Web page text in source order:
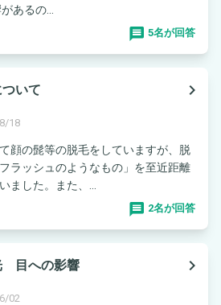
あるの...
5名が回答
いて
navigate_next
18
顔の髭等の脱毛をしていますが、脱
ラッシュのようなもの」を至近距離
ました。また、...
2名が回答
目への影響
navigate_next
02